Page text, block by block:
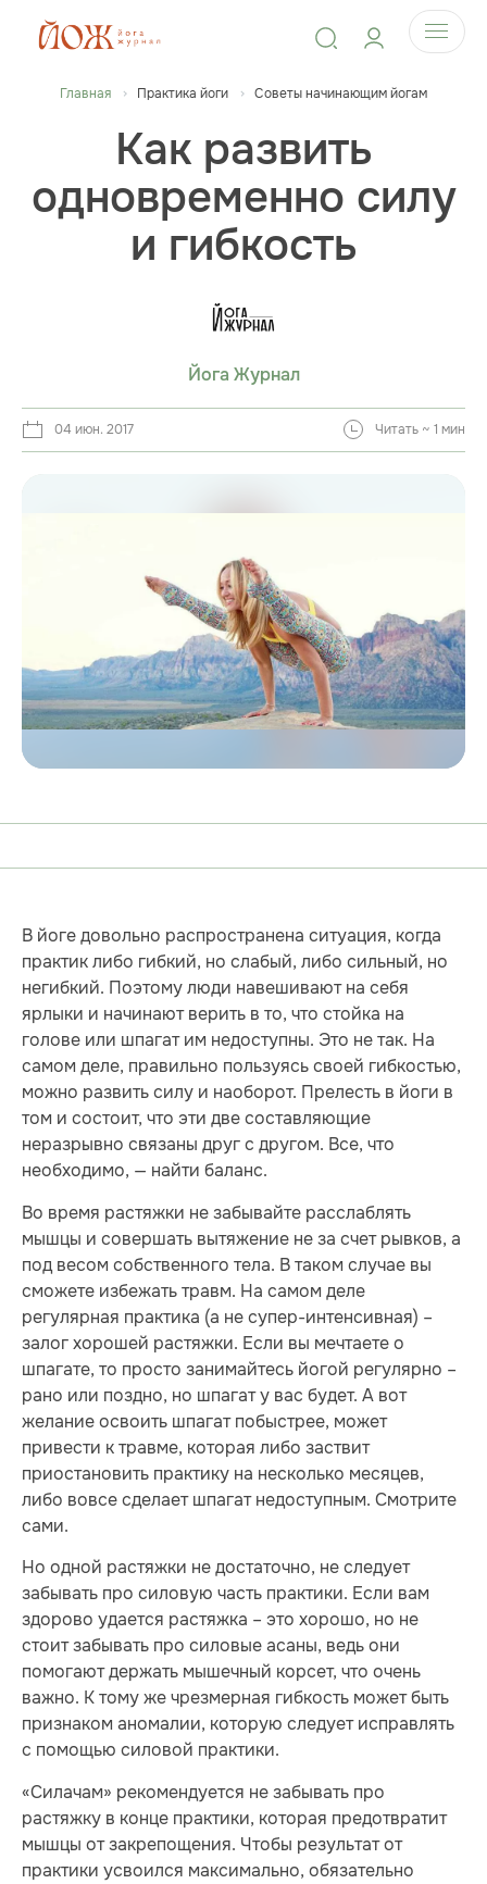
Главная Практика йоги Советы начинающим йогам
Как развить
одновременно силу
и гибкость
Йога Журнал
04 июн. 2017 Читать ~ 1 мин
В йоге довольно распространена ситуация, когда
практик либо гибкий, но слабый, либо сильный, но
негибкий. Поэтому люди навешивают на себя
ярлыки и начинают верить в то, что стойка на
голове или шпагат им недоступны. Это не так. На
самом деле, правильно пользуясь своей гибкостью,
можно развить силу и наоборот. Прелесть в йоги в
том и состоит, что эти две составляющие
неразрывно связаны друг с другом. Все, что
необходимо, — найти баланс.
Во время растяжки не забывайте расслаблять
мышцы и совершать вытяжение не за счет рывков, а
под весом собственного тела. В таком случае вы
сможете избежать травм. На самом деле
регулярная практика (а не супер-интенсивная) –
залог хорошей растяжки. Если вы мечтаете о
шпагате, то просто занимайтесь йогой регулярно –
рано или поздно, но шпагат у вас будет. А вот
желание освоить шпагат побыстрее, может
привести к травме, которая либо заствит
приостановить практику на несколько месяцев,
либо вовсе сделает шпагат недоступным. Смотрите
сами.
Но одной растяжки не достаточно, не следует
забывать про силовую часть практики. Если вам
здорово удается растяжка – это хорошо, но не
стоит забывать про силовые асаны, ведь они
помогают держать мышечный корсет, что очень
важно. К тому же чрезмерная гибкость может быть
признаком аномалии, которую следует исправлять
с помощью силовой практики.
«Силачам» рекомендуется не забывать про
растяжку в конце практики, которая предотвратит
мышцы от закрепощения. Чтобы результат от
практики усвоился максимально, обязательно